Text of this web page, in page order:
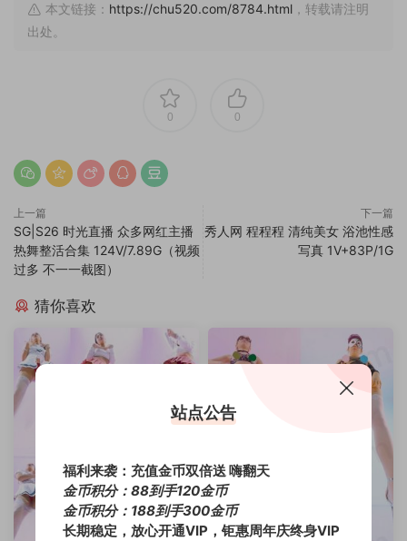
本文链接： https://chu520.com/8784.html ，转载请注明
出处。
0 0
上一篇
SG|S26 时光直播 众多网红主播
热舞整活合集 124V/7.89G（视频
过多 不一一截图）
下一篇
秀人网 程程程 清纯美女 浴池性感
写真 1V+83P/1G
猜你喜欢
站点公告
福利来袭：充值金币双倍送 嗨翻天
金币积分：88到手120金币
金币积分：188到手300金币
长期稳定，放心开通VIP，钜惠周年庆终身VIP